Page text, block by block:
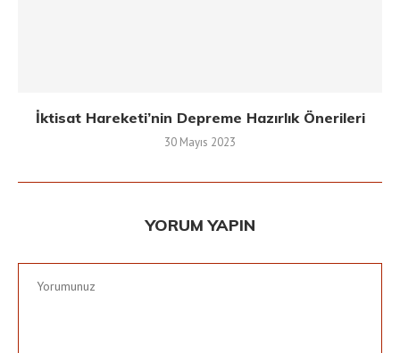
İktisat Hareketi’nin Depreme Hazırlık Önerileri
30 Mayıs 2023
YORUM YAPIN